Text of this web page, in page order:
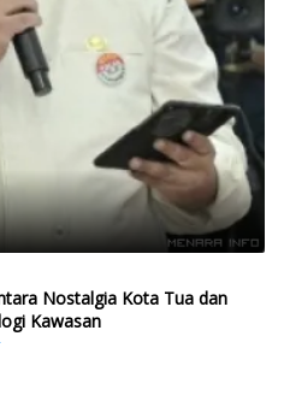
Nostalgia Kota Tua dan
Kawasan